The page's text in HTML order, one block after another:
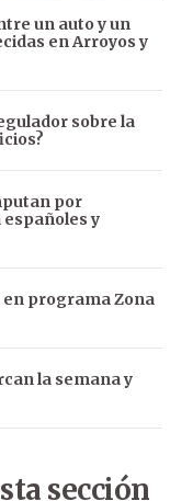
un auto y un
en Arroyos y
sobre la
por
y
en programa Zona
la semana y
sección